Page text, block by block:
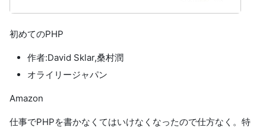
初めてのPHP
作者:David Sklar,桑村潤
オライリージャパン
Amazon
仕事でPHPを書かなくてはいけなくなったので仕方なく。特